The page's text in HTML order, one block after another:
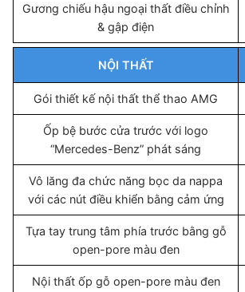
Gương chiếu hậu ngoại thất điều chỉnh
& gập điện
NỘI THẤT
Gói thiết kế nội thất thể thao AMG
Ốp bệ bước cửa trước với logo
“Mercedes-Benz” phát sáng
Vô lăng đa chức năng bọc da nappa
với các nút điều khiển bằng cảm ứng
Tựa tay trung tâm phía trước bằng gỗ
open-pore màu đen
Nội thất ốp gỗ open-pore màu đen